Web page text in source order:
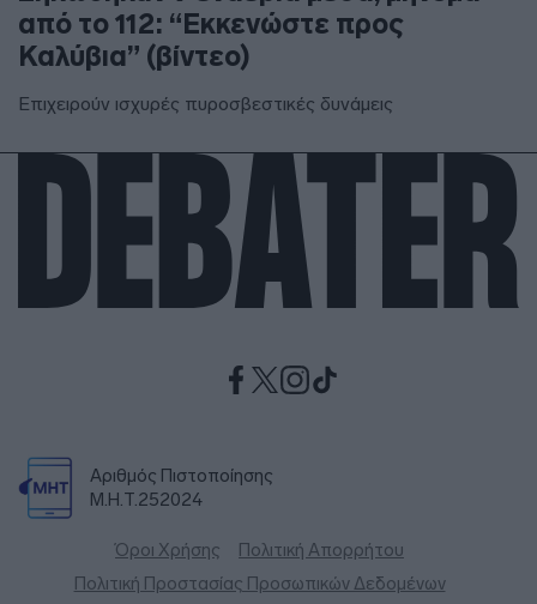
από το 112: “Εκκενώστε προς
Καλύβια” (βίντεο)
Επιχειρούν ισχυρές πυροσβεστικές δυνάμεις
Αριθμός Πιστοποίησης
Μ.Η.Τ.252024
Όροι Χρήσης
Πολιτική Απορρήτου
Πολιτική Προστασίας Προσωπικών Δεδομένων